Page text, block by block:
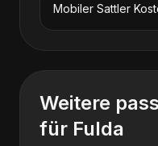
Mobiler Sattler
Weitere
für Fulda